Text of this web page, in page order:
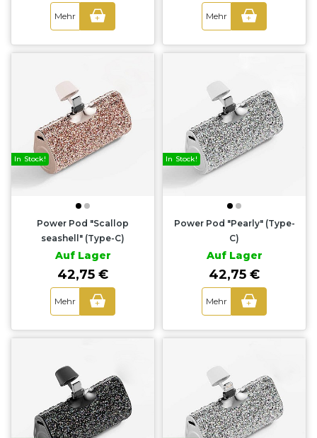
Mehr + Mehr +
In Stock!
Power Pod "Scallop
seashell" (Type-C)
Auf Lager
42,75 €
Mehr +
In Stock!
Power Pod "Pearly" (Type-
C)
Auf Lager
42,75 €
Mehr +